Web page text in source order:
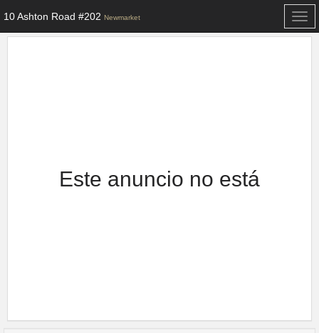
10 Ashton Road #202 Newmarket
Este anuncio no está